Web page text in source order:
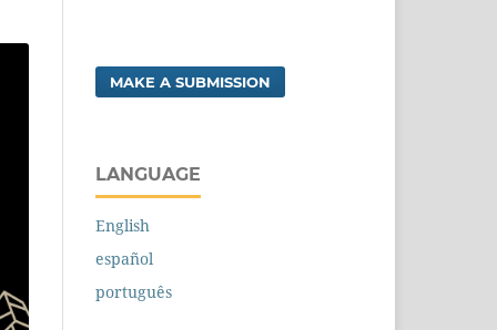
MAKE A SUBMISSION
LANGUAGE
English
español
português